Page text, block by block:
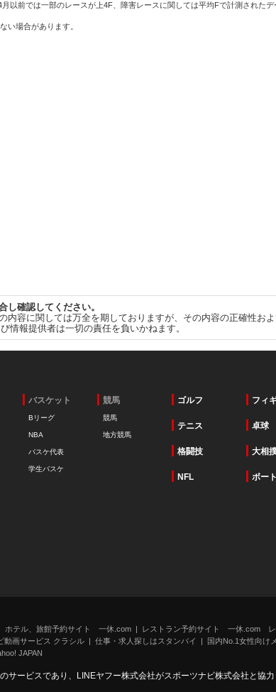
以前では一部のレースが上4F、障害レースに関しては平均Fで計測されたデ
い場合があります。
し確認してください。
容に関しては万全を期しておりますが、その内容の正確性お
情報提供者は一切の責任を負いかねます。
バスケット
Bリーグ
NBA
バスケ代表
学生バスケ
競馬
競馬
地方競馬
ゴルフ フィ
テニス 卓球
格闘技 大相
NFL ボー
ホテル、旅館予約サイト 一休.com
レストラン予約サイト 一休.com レ
動画サービス クラシル 仕事・求人探しはスタンバイ
国内No.1女性向け
JAPAN
サービスであり、LINEヤフー株式会社がスポーツナビ株式会社と協力